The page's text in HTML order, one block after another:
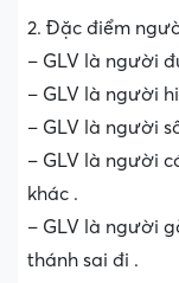
2. Đặc điểm
– GLV là người
– GLV là người
– GLV là người
– GLV là người
khác .
– GLV là người
thánh sai đi .